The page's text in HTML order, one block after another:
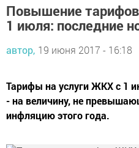
Повышение
1 июля: последние
автор, 19 июня 2017 - 16:18
Тарифы на услуги ЖКХ с 1
- на величину, не
инфляцию этого года.